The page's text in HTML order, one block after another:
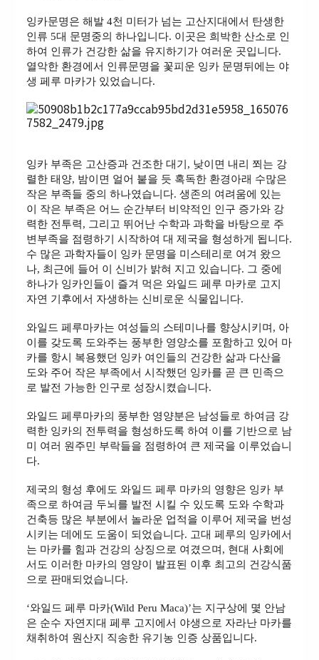
잉카문명은 해발 4천 미터가 넘는 고산지대에서 탄생한
인류 5대 문명중의 하나입니다. 이곳은 희박한 산소로 인
하여 인류가 건강한 삶을 유지하기가 여러운 곳입니다.
열악한 환경에서 인류문명을 꽃피운 잉카 문명뒤에는 야
생 페루 마카가 있었습니다.
잉카 부족은 고산증과 건조한 대기, 낮이면 내리 쬐는 강
렬한 태양, 밤이면 얼어 붙을 듯 혹독한 환경아래 수많은
작은 부족들 중의 하나였습니다. 생존의 여려움에 있는
이 작은 부족은 어느 순간부터 비약적인 인구 증가와 강
력한 전투력, 그리고 뛰어난 수학과 과학을 바탕으로 주
변부족을 점령하기 시작하여 대 제국을 형성하게 됩니다.
수 많은 과학자들이 잉카 문명을 미스테리로 여겨 왔으
나, 최근에 들어 이 신비가 밝혀 지고 있습니다. 그 중에
하나가 잉카인들이 즐겨 먹은 와일드 페루 마카로 고지
자연 기후에서 자생하는 신비로운 식물입니다.
와일드 페루마카는 여성들의 스테미나를 향상시키며, 아
이를 갖도록 도와주는 풍부한 영양소를 포함하고 있어 마
카를 항시 복용했던 잉카 여인들의 건강한 삶과 다산을
도와 주어 작은 부족에서 시작했던 잉카를 곧 큰 민족으
로 발전 가능한 인구로 성장시켰습니다.
와일드 페루마카의 풍부한 영양분은 남성들로 하여금 강
력한 잉카의 전투력을 형성하도록 하여 이를 기반으로 남
미 여러 원주민 부락들을 점령하여 큰 제국을 이루었습니
다.
제국의 형성 후에도 와일드 페루 마카의 영향은 잉카 부
족으로 하여금 두뇌를 발전 시킬 수 있도록 도와 수학과
건축등 많은 부분에서 놀라운 업적을 이루어 제국을 번성
시키는 데에도 도움이 되었습니다. 고대 페루의 잉카에서
는 마카를 힘과 건강의 상징으로 여겼으며, 현대 사회에
서도 이러한 마카의 영양이 발표된 이후 최고의 건강식품
으로 판매되었습니다.
‘와일드 페루 마카(Wild Peru Maca)’는 지구상에 몇 안남
은 순수 자연지대 페루 고지에서 야생으로 자라난 마카를
채취하여 원산지 직송한 유기농 인증 상품입니다.